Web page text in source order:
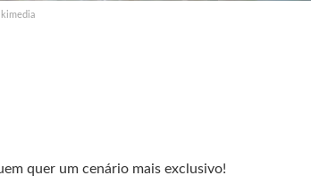
quer um cenário mais exclusivo!